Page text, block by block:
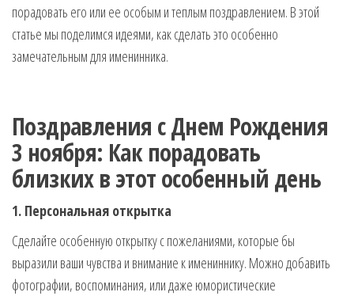
Только для
готовые
голосовые
Розыгрыши,
Песни. Самые
Нежные,
Красивые,
пожелания на
каждый день и
безумно
эротичные
сообщения!
порадовать его или ее особым и теплым поздравлением. В этой
статье мы поделимся идеями, как сделать это особенно
замечательным для именинника.
Поздравления с Днем Рождения
3 ноября: Как порадовать
близких в этот особенный день
1. Персональная открытка
Сделайте особенную открытку с пожеланиями, которые бы
выразили ваши чувства и внимание к имениннику. Можно добавить
фотографии, воспоминания, или даже юмористические